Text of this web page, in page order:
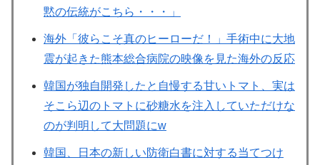
黙の伝統がこちら・・・」
海外「彼らこそ真のヒーローだ！」手術中に大地
震が起きた熊本総合病院の映像を見た海外の反応
韓国が独自開発したと自慢する甘いトマト、実は
そこら辺のトマトに砂糖水を注入していただけな
のが判明して大問題にw
韓国、日本の新しい防衛白書に対する当てつけ